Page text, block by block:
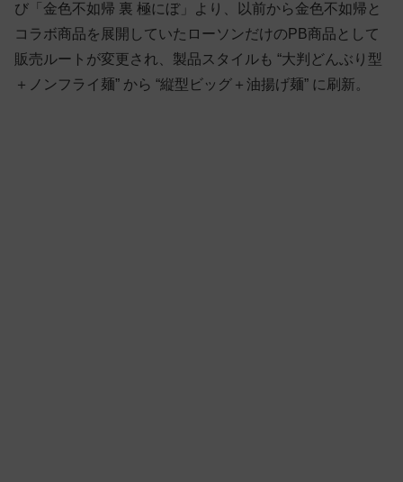
び「金色不如帰 裏 極にぼ」より、以前から金色不如帰と
コラボ商品を展開していたローソンだけのPB商品として
販売ルートが変更され、製品スタイルも “大判どんぶり型
＋ノンフライ麺” から “縦型ビッグ＋油揚げ麺” に刷新。